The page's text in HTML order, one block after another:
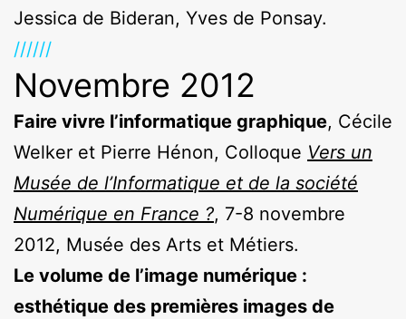
Jessica de Bideran, Yves de Ponsay.
//////
Novembre 2012
Faire vivre l’informatique graphique, Cécile
Welker et Pierre Hénon, Colloque Vers un
Musée de l’Informatique et de la société
Numérique en France ?, 7-8 novembre
2012, Musée des Arts et Métiers.
Le volume de l’image numérique :
esthétique des premières images de